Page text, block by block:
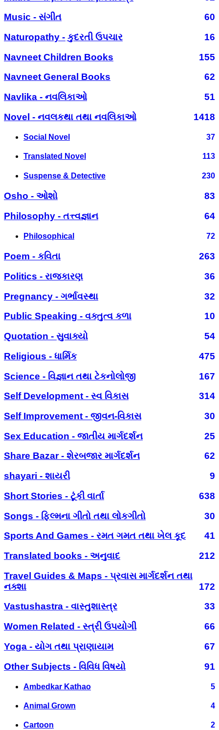
Music - સંગીત
60
Naturopathy - કુદરતી ઉપચાર
16
Navneet Children Books
155
Navneet General Books
62
Navlika - નવલિકાઓ
51
Novel - નવલકથા તથા નવલિકાઓ
1418
Social Novel 37
Translated Novel 113
Suspense & Detective 230
Osho - ઓશો
83
Philosophy - તત્ત્વજ્ઞાન
64
Philosophical 72
Poem - કવિતા
263
Politics - રાજકારણ
36
Pregnancy - ગર્ભાવસ્થા
32
Public Speaking - વક્તુત્વ કળા
10
Quotation - સુવાક્યો
54
Religious - ધાર્મિક
475
Science - વિજ્ઞાન તથા ટેકનોલોજી
167
Self Development - સ્વ વિકાસ
314
Self Improvement - જીવન-વિકાસ
30
Sex Education - જાતીય માર્ગદર્શન
25
Share Bazar - શેરબજાર માર્ગદર્શન
62
shayari - શાયરી
9
Short Stories - ટૂંકી વાર્તા
638
Songs - ફિલ્મના ગીતો તથા લોકગીતો
30
Sports And Games - રમત ગમત તથા ખેલ કૂદ
41
Translated books - અનુવાદ
212
Travel Guides & Maps - પ્રવાસ માર્ગદર્શન તથા
નક્શા
172
Vastushastra - વાસ્તુશાસ્ત્ર
33
Women Related - સ્ત્રી ઉપયોગી
66
Yoga - યોગ તથા પ્રાણાયામ
67
Other Subjects - વિવિધ વિષયો
91
Ambedkar Kathao 5
Animal Grown 4
Cartoon 2